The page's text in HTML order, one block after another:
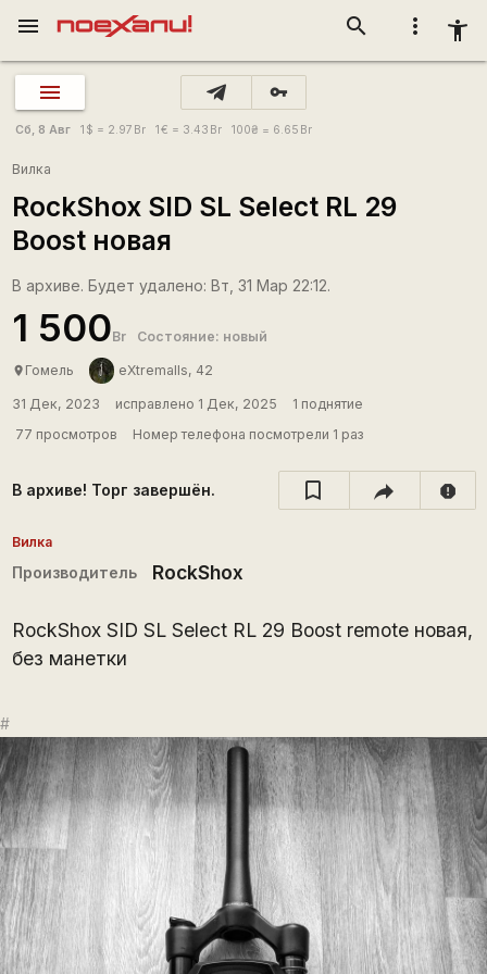
more_vert accessibility_new
search
menu
vpn_key
Сб, 8 Авг 1 $ = 2.97 Br 1€ = 3.43 Br 100₴ = 6.65 Br
Вилка
RockShox SID SL Select RL 29
Boost новая
В архиве. Будет удалено: Вт, 31 Мар 22:12.
1 500Br Состояние: новый
place Гомель eXtremalls, 42
31 Дек, 2023 исправлено 1 Дек, 2025
1 поднятие
77 просмотров
Номер телефона посмотрели 1 раз
В архиве! Торг завершён. report
Вилка
Производитель RockShox
RockShox SID SL Select RL 29 Boost remote новая,
без манетки
#